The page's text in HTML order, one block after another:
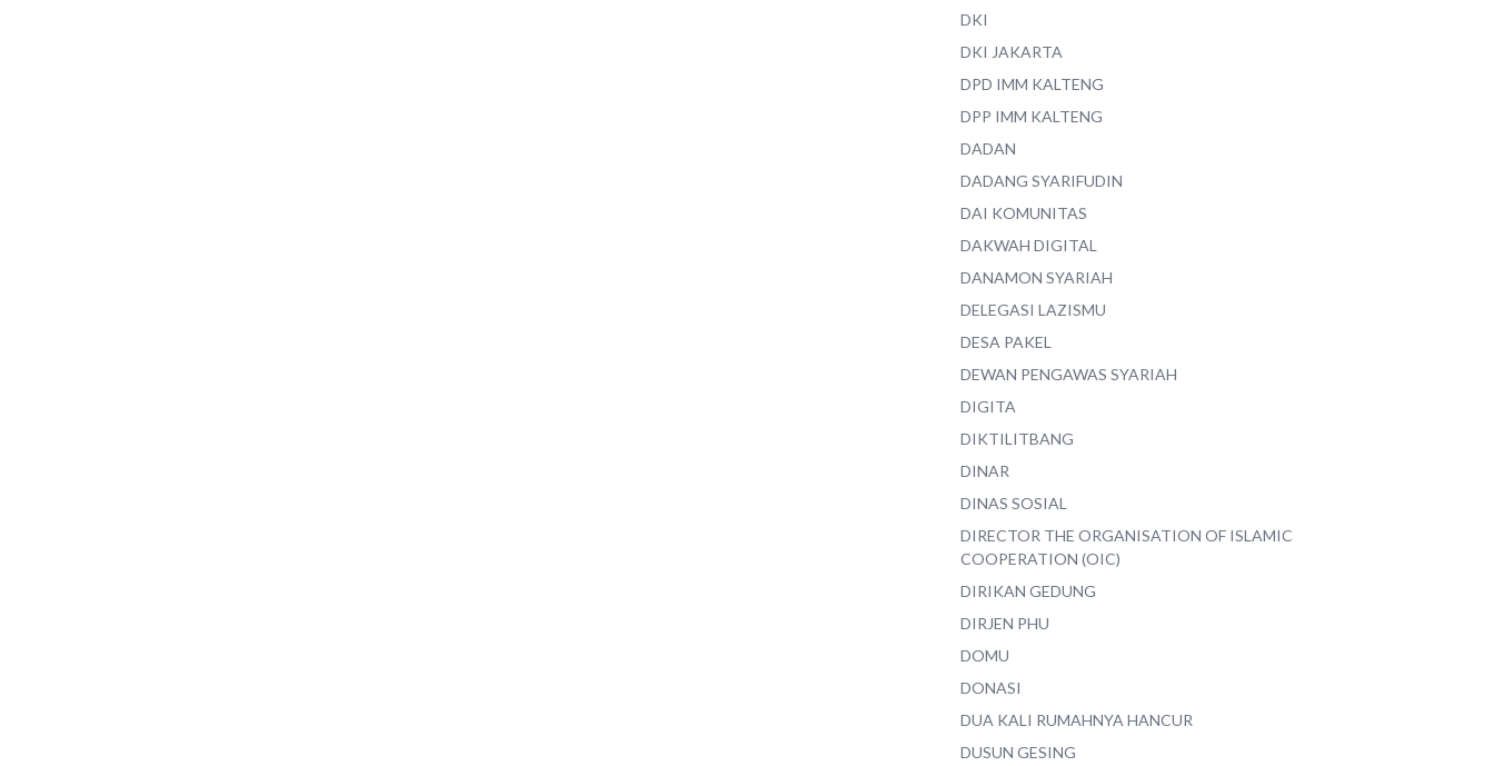
DKI
DKI JAKARTA
DPD IMM KALTENG
DPP IMM KALTENG
DADAN
DADANG SYARIFUDIN
DAI KOMUNITAS
DAKWAH DIGITAL
DANAMON SYARIAH
DELEGASI LAZISMU
DESA PAKEL
DEWAN PENGAWAS SYARIAH
DIGITA
DIKTILITBANG
DINAR
DINAS SOSIAL
DIRECTOR THE ORGANISATION OF ISLAMIC
COOPERATION (OIC)
DIRIKAN GEDUNG
DIRJEN PHU
DOMU
DONASI
DUA KALI RUMAHNYA HANCUR
DUSUN GESING